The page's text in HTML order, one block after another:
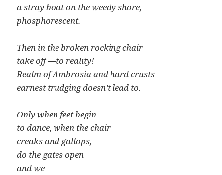
a stray boat on the weedy shore,
phosphorescent.
Then in the broken rocking chair
take off —to reality!
Realm of Ambrosia and hard crusts
earnest trudging doesn’t lead to.
Only when feet begin
to dance, when the chair
creaks and gallops,
do the gates open
and we